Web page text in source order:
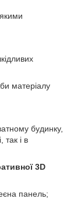
матеріалу
будинку,
так і в
3D
панель;